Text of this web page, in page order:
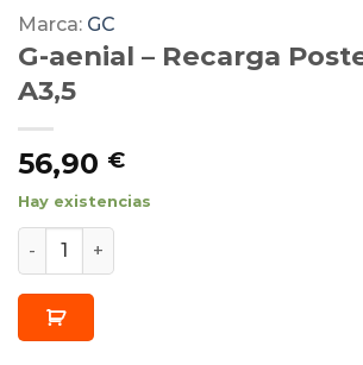
Marca: GC
G-aenial – Recarga
A3,5
56,90 €
Hay existencias
G-aenial - Recarga Posterior - P-A3,5